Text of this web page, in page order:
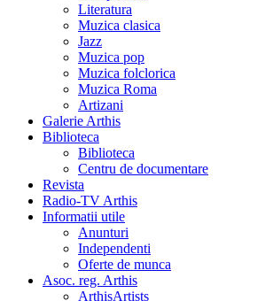
Literatura
Muzica clasica
Jazz
Muzica pop
Muzica folclorica
Muzica Roma
Artizani
Galerie Arthis
Biblioteca
Biblioteca
Centru de documentare
Revista
Radio-TV Arthis
Informatii utile
Anunturi
Independenti
Oferte de munca
Asoc. reg. Arthis
ArthisArtists